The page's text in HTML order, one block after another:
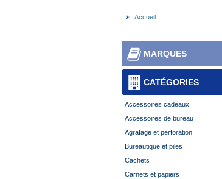
Accueil
CATÉGORIES
MARQUES
Accessoires cadeaux
Accessoires de bureau
Agrafage et perforation
Bureautique et piles
Cachets
Carnets et papiers